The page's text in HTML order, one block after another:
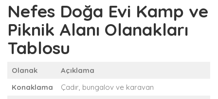
Nefes Doğa Evi Kamp ve
Piknik Alanı Olanakları
Tablosu
Olanak
Açıklama
Konaklama
Çadır, bungalov ve karavan